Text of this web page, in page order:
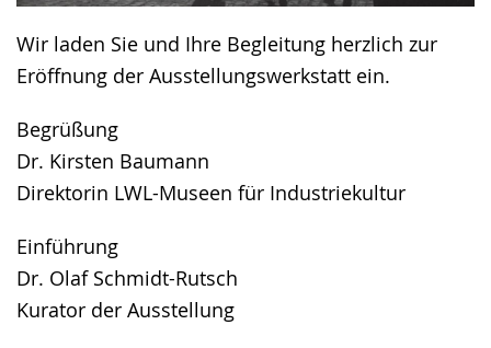
Wir laden Sie und Ihre Begleitung herzlich zur
Eröffnung der Ausstellungswerkstatt ein.
Begrüßung
Dr. Kirsten Baumann
Direktorin LWL-Museen für Industriekultur
Einführung
Dr. Olaf Schmidt-Rutsch
Kurator der Ausstellung